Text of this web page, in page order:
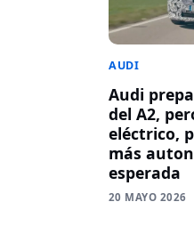
AUDI
Audi
del A2,
eléctrico,
más
esperada
20 MAYO 2026